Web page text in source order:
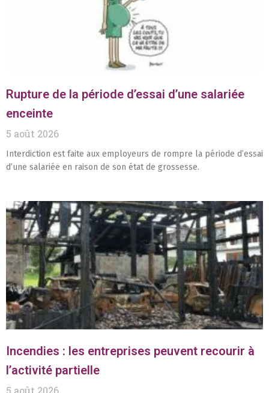
Rupture de la période d’essai d’une salariée
enceinte
5 août 2026
Interdiction est faite aux employeurs de rompre la période d’essai
d’une salariée en raison de son état de grossesse.
Incendies : les entreprises peuvent recourir à
l’activité partielle
5 août 2026